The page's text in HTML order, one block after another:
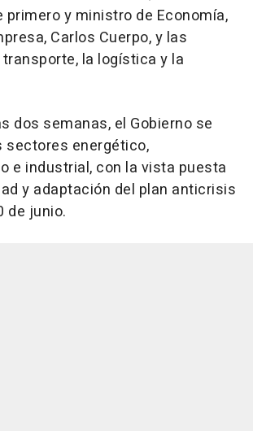
y ministro de Economía,
Carlos Cuerpo, y las
la logística y la
dos semanas, el Gobierno se
sectores energético,
e industrial, con la vista puesta
y adaptación del plan anticrisis
de junio.